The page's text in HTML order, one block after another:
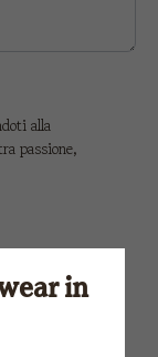
alla
passione,
applicano le
di Google.
in